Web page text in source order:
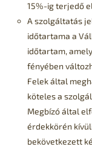
15%-ig terjedő
A szolgáltatás
időtartama a
időtartam,
fényében
Felek által
köteles a
Megbízó által
érdekkörén
bekövetkezett